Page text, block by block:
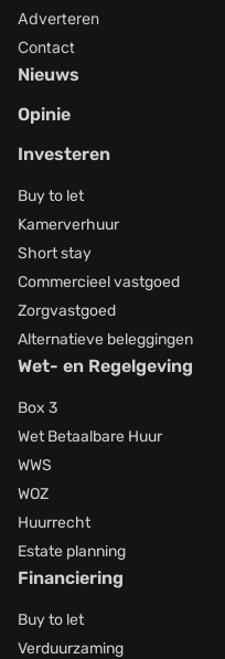
Adverteren
Contact
Nieuws
Opinie
Investeren
Buy to let
Kamerverhuur
Short stay
Commercieel vastgoed
Zorgvastgoed
Alternatieve beleggingen
Wet- en Regelgeving
Box 3
Wet Betaalbare Huur
WWS
WOZ
Huurrecht
Estate planning
Financiering
Buy to let
Verduurzaming